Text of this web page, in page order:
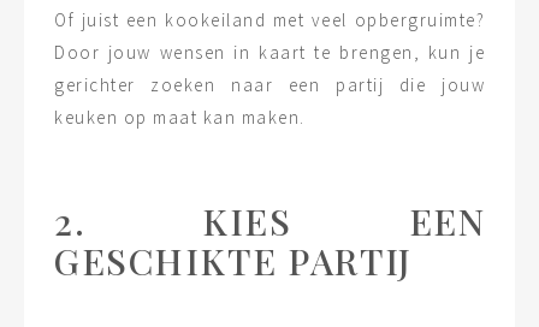
Of juist een kookeiland met veel opbergruimte?
Door jouw wensen in kaart te brengen, kun je
gerichter zoeken naar een partij die jouw
keuken op maat kan maken.
2. KIES EEN
GESCHIKTE PARTIJ